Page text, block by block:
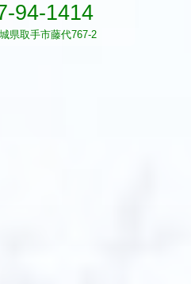
94-1414
県取手市藤代767-2